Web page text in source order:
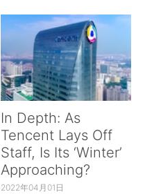
In Depth: As
Tencent Lays Off
Staff, Is Its ‘Winter’
Approaching?
2022年04月01日